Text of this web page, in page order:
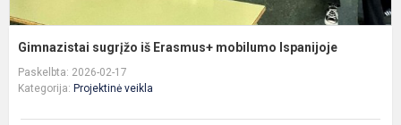
Gimnazistai sugrįžo iš Erasmus+ mobilumo Ispanijoje
Paskelbta: 2026-02-17
Kategorija: Projektinė veikla